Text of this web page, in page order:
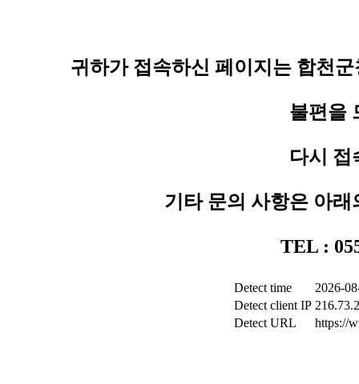
귀하가 접속하신 페이지는 합천
불편을
다시 접
기타 문의 사항은 아
TEL :
Detect time
2026-
Detect client IP
Detect URL
https://